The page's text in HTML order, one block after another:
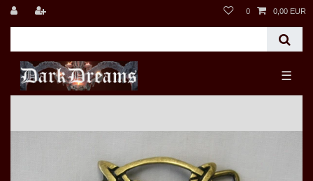
0 0,00 EUR
☰